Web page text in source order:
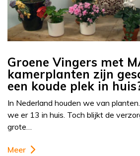
Groene Vingers met
kamerplanten zijn
een koude plek in
In Nederland houden we van
we er 13 in huis. Toch blijkt de
grote…
Meer